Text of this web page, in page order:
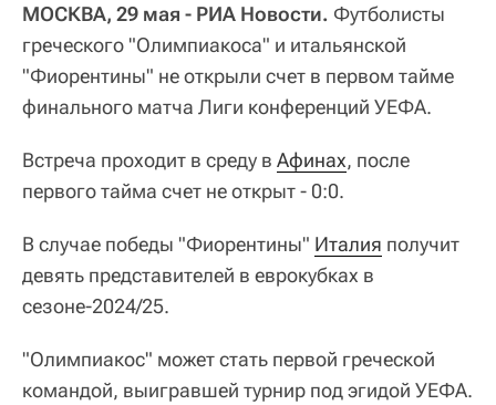
МОСКВА, 29 мая - РИА Новости. Футболисты
греческого "Олимпиакоса" и итальянской
"Фиорентины" не открыли счет в первом тайме
финального матча Лиги конференций УЕФА.
Встреча проходит в среду в Афинах, после
первого тайма счет не открыт - 0:0.
В случае победы "Фиорентины" Италия получит
девять представителей в еврокубках в
сезоне-2024/25.
"Олимпиакос" может стать первой греческой
командой, выигравшей турнир под эгидой УЕФА.